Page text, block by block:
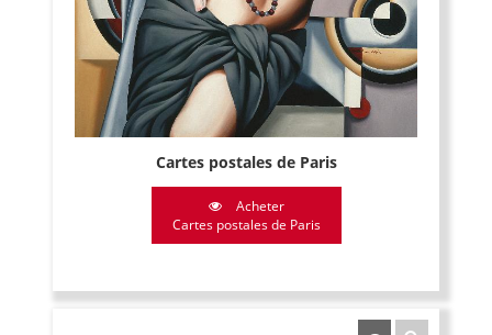
Cartes postales de Paris
Acheter
Cartes postales de Paris